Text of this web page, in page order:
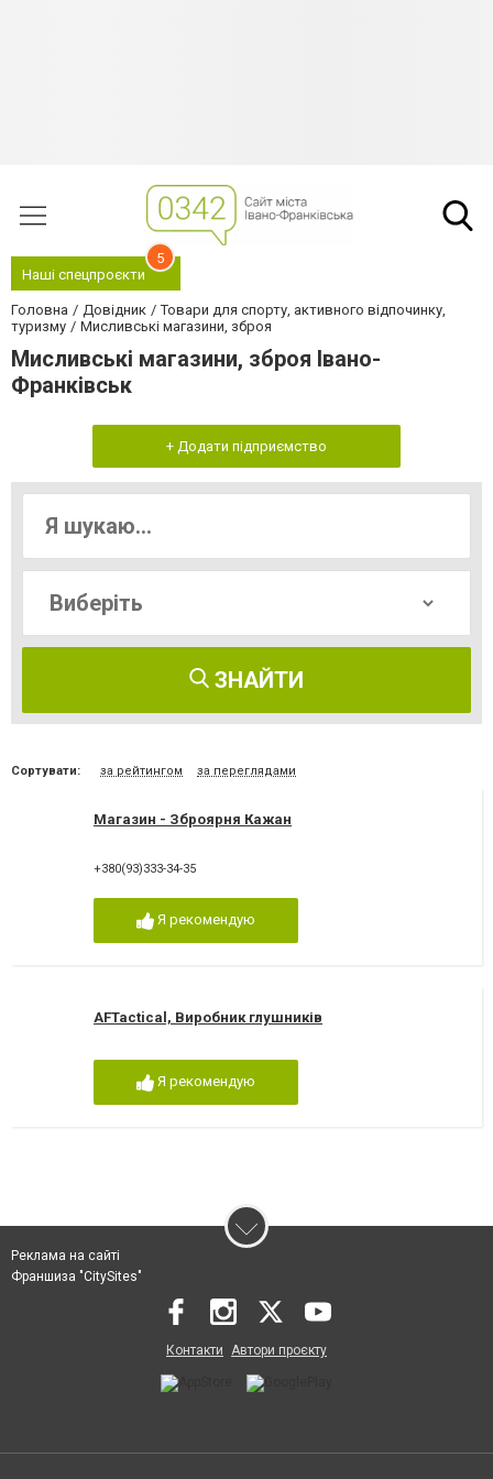
Наші спецпроєкти
5
Головна Довідник
Товари для спорту, активного відпочинку,
туризму
Мисливські магазини, зброя
Мисливські магазини, зброя Івано-
Франківськ
+ Додати підприємство
ЗНАЙТИ
Сортувати: за рейтингом за переглядами
Магазин - Зброярня Кажан
+380(93)333-34-35
Я рекомендую
AFTactical, Виробник глушників
Я рекомендую
Реклама на сайті
Франшиза "CitySites"
Контакти Автори проєкту